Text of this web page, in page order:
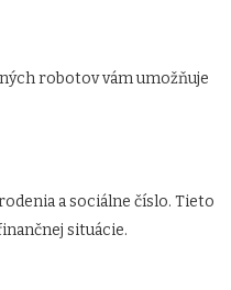
robotov vám umožňuje
a sociálne číslo. Tieto
situácie.